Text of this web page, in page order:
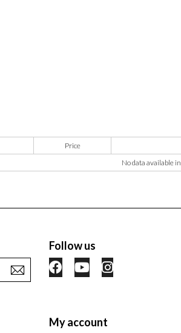
Price
No data available
Follow us
My account